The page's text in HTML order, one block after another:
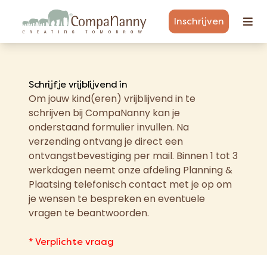
Inschrijven
Schrijf je vrijblijvend in
Om jouw kind(eren) vrijblijvend in te
schrijven bij CompaNanny kan je
onderstaand formulier invullen. Na
verzending ontvang je direct een
ontvangstbevestiging per mail. Binnen 1 tot 3
werkdagen neemt onze afdeling Planning &
Plaatsing telefonisch contact met je op om
je wensen te bespreken en eventuele
vragen te beantwoorden.
* Verplichte vraag